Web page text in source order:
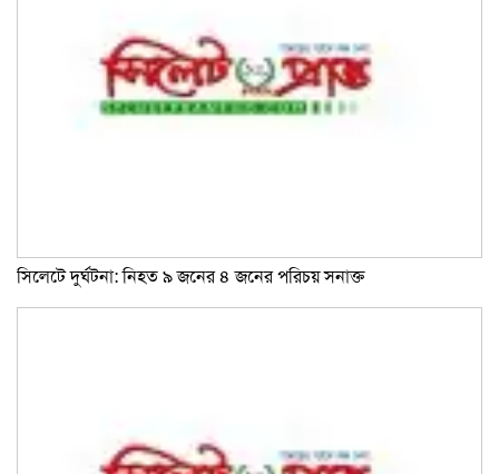
সিলেটে দুর্ঘটনা: নিহত ৯ জনের ৪ জনের পরিচয় সনাক্ত